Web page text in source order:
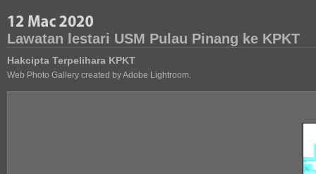
Lawatan lestari USM Pulau Pinang ke KPKT
Hakcipta Terpelihara KPKT
Web Photo Gallery created by Adobe Lightroom.